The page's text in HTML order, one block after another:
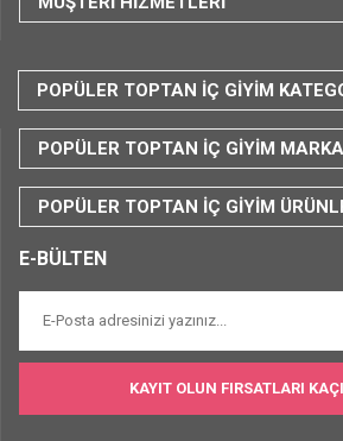
POPÜLER TOPTAN İÇ GİYİM
POPÜLER TOPTAN İÇ GİYİM
POPÜLER TOPTAN İÇ GİYİM
E-BÜLTEN
KAYIT OLUN FIRSATLARI